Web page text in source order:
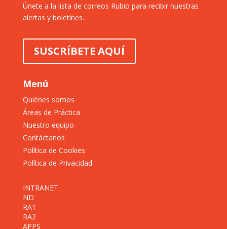
Únete a la lista de correos Rubio para recibir nuestras
alertas y boletines.
SUSCRÍBETE AQUÍ
Menú
Quiénes somos
Áreas de Práctica
Nuestro equipo
Contáctanos
Política de Cookies
Política de Privacidad
INTRANET
ND
RA1
RA2
APPS